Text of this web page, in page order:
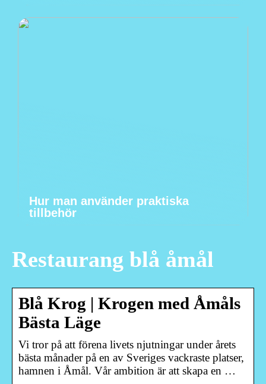
Hur man använder praktiska
tillbehör
Restaurang blå åmål
Blå Krog | Krogen med Åmåls
Bästa Läge
Vi tror på att förena livets njutningar under årets
bästa månader på en av Sveriges vackraste platser,
hamnen i Åmål. Vår ambition är att skapa en …